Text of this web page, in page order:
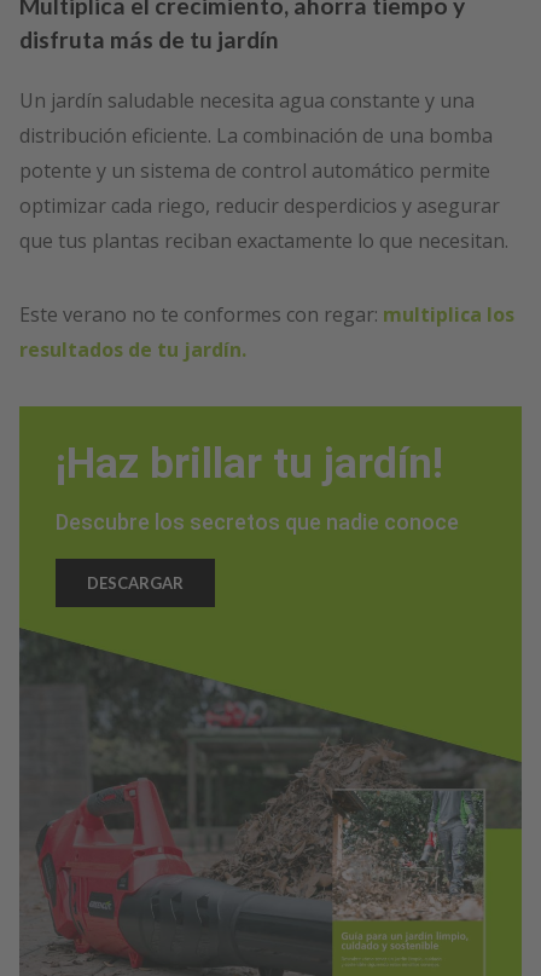
Multiplica el crecimiento, ahorra tiempo y
disfruta más de tu jardín
Un jardín saludable necesita agua constante y una
distribución eficiente. La combinación de una bomba
potente y un sistema de control automático permite
optimizar cada riego, reducir desperdicios y asegurar
que tus plantas reciban exactamente lo que necesitan.
Este verano no te conformes con regar: multiplica los
resultados de tu jardín.
¡Haz brillar tu jardín!
Descubre los secretos que nadie conoce
DESCARGAR